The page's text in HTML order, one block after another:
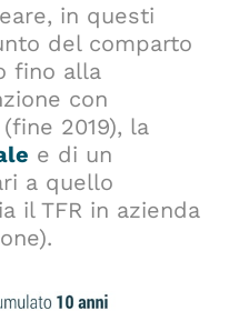
in questi
del comparto
fino alla
con
2019), la
e di un
a quello
il TFR in azienda